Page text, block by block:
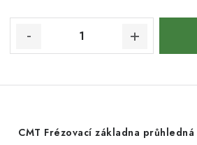
CMT Frézovací základna průhledná